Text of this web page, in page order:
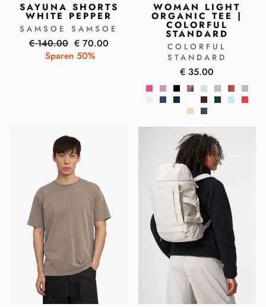
SAYUNA SHORTS
WHITE PEPPER
SAMSOE SAMSOE
Normaler
Preis
€ 140.00 Sonderpreis
€ 70.00
Sparen 50%
WOMAN LIGHT
ORGANIC TEE |
COLORFUL
STANDARD
COLORFUL
STANDARD
€ 35.00